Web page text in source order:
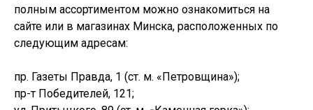
полным ассортиментом можно ознакомиться на
сайте или в магазинах Минска, расположенных по
следующим адресам:
пр. Газеты Правда, 1 (ст. м. «Петровщина»);
пр-т Победителей, 121;